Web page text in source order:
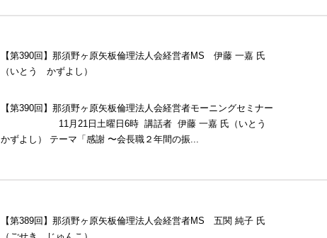
【第390回】那須野ヶ原矢板倫理法人会経営者MS 伊藤 一嘉 氏
（いとう かずよし）
【第390回】那須野ヶ原矢板倫理法人会経営者モーニングセミナー
11月21日土曜日6時 講話者 伊藤 一嘉 氏（いとう
かずよし） テーマ「感謝 〜会長職２年間の振...
【第389回】那須野ヶ原矢板倫理法人会経営者MS 五関 純子 氏